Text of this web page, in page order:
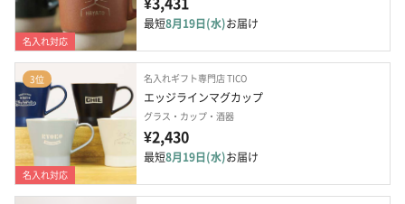
名入れ対応
最短8月19日(水)お届け
3位
名入れ対応
名入れギフト専門店 TICO
エッジラインマグカップ
グラス・カップ・酒器
¥2,430
最短8月19日(水)お届け